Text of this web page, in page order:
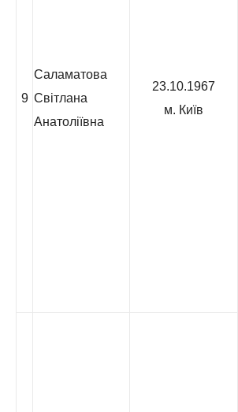
9
Саламатова
Світлана
Анатоліївна
23.10.1967
м. Київ